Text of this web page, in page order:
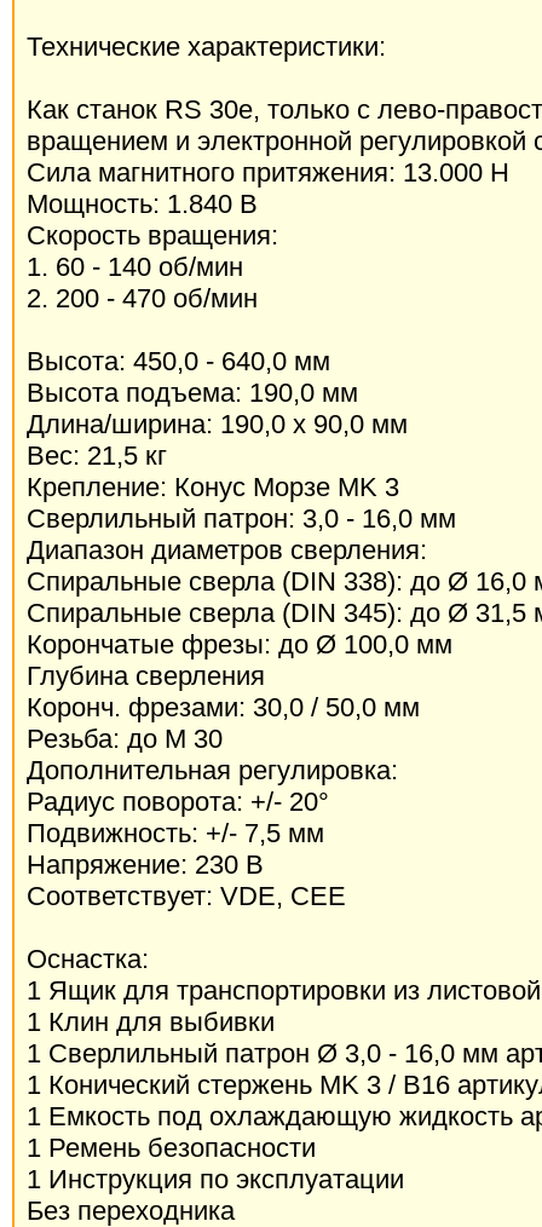
Технические характеристики:
Как станок RS 30e, только с лево-
вращением и электронной регулировкой
Сила магнитного притяжения: 13.000 Н
Мощность: 1.840 В
Скорость вращения:
1. 60 - 140 об/мин
2. 200 - 470 об/мин
Высота: 450,0 - 640,0 мм
Высота подъема: 190,0 мм
Длина/ширина: 190,0 x 90,0 мм
Вес: 21,5 кг
Крепление: Конус Морзе MK 3
Сверлильный патрон: 3,0 - 16,0 мм
Диапазон диаметров сверления:
Спиральные сверла (DIN 338): до Ø 16,0
Спиральные сверла (DIN 345): до Ø 31,5
Корончатые фрезы: до Ø 100,0 мм
Глубина сверления
Коронч. фрезами: 30,0 / 50,0 мм
Резьба: до M 30
Дополнительная регулировка:
Радиус поворота: +/- 20°
Подвижность: +/- 7,5 мм
Напряжение: 230 В
Соответствует: VDE, CEE
Оснастка:
1 Ящик для транспортировки из
1 Клин для выбивки
1 Сверлильный патрон Ø 3,0 - 16,0 мм
1 Конический стержень MK 3 / B16
1 Емкость под охлаждающую жидкость
1 Ремень безопасности
1 Инструкция по эксплуатации
Без переходника